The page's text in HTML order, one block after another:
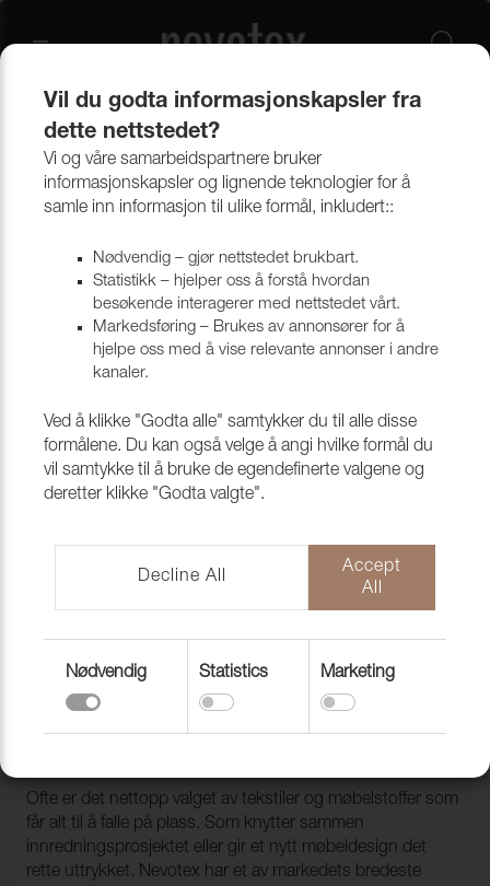
Produkter Bekledningsmaterialer
Møbeltekstiler
ALLE TEKSTILER DESIGNTEKSTILER
TEKSTIL TIL UTEMØBLER
Ofte er det nettopp valget av tekstiler og møbelstoffer som
får alt til å falle på plass. Som knytter sammen
innredningsprosjektet eller gir et nytt møbeldesign det
rette uttrykket. Nevotex har et av markedets bredeste
Vil du godta informasjonskapsler fra
dette nettstedet?
Vi og våre samarbeidspartnere bruker
informasjonskapsler og lignende teknologier for å
samle inn informasjon til ulike formål, inkludert::
Nødvendig – gjør nettstedet brukbart.
Statistikk – hjelper oss å forstå hvordan
besøkende interagerer med nettstedet vårt.
Markedsføring – Brukes av annonsører for å
hjelpe oss med å vise relevante annonser i andre
kanaler.
Ved å klikke "Godta alle" samtykker du til alle disse
formålene. Du kan også velge å angi hvilke formål du
vil samtykke til å bruke de egendefinerte valgene og
deretter klikke "Godta valgte".
Decline All
Accept
All
Nødvendig Statistics Marketing